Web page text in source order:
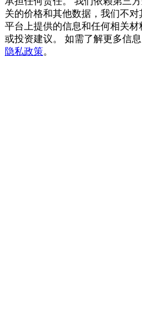
BitMart 用戶遷移專享
註冊&交易贏 500,000 USDT
关的价格和其他数据，我们不
平台上提供的信息和任何相关
或投资建议。 如需了解更多信
隐私政策。